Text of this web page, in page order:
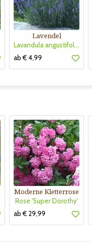
Lavendel
Lavandula angustifolia 'Munstead'
ab € 4,99
Moderne Kletterrose
Rose 'Super Dorothy'
ab € 29,99